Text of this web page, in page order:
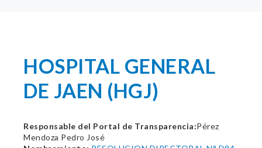
HOSPITAL GENERAL
DE JAEN (HGJ)
Responsable del Portal de Transparencia:Pérez
Mendoza Pedro José